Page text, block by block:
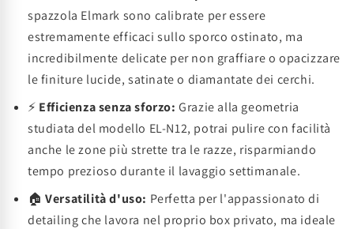
spazzola Elmark sono calibrate per essere
estremamente efficaci sullo sporco ostinato, ma
incredibilmente delicate per non graffiare o opacizzare
le finiture lucide, satinate o diamantate dei cerchi.
⚡ Efficienza senza sforzo: Grazie alla geometria
studiata del modello EL-N12, potrai pulire con facilità
anche le zone più strette tra le razze, risparmiando
tempo prezioso durante il lavaggio settimanale.
🏠Versatilità d'uso: Perfetta per l'appassionato di
detailing che lavora nel proprio box privato, ma ideale